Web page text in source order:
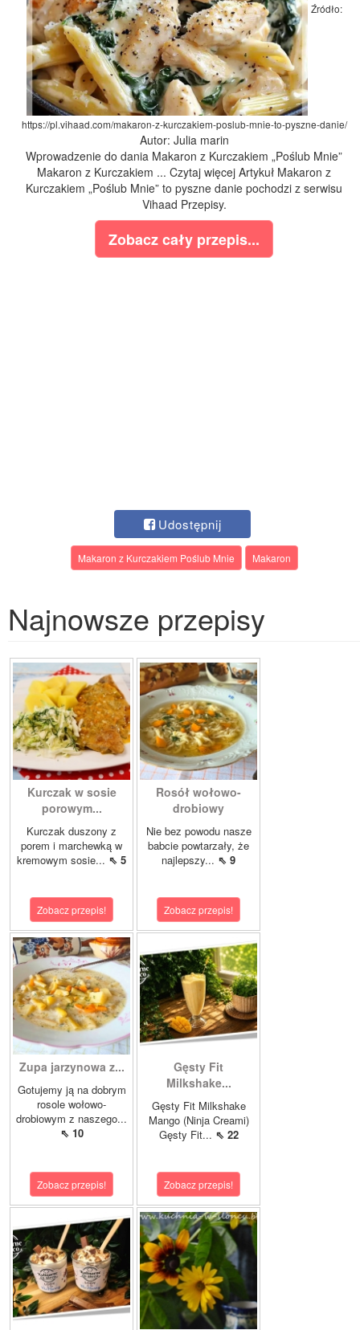
Źródło:
https://pl.vihaad.com/makaron-z-kurczakiem-poslub-mnie-to-pyszne-danie/
Autor: Julia marin
Wprowadzenie do dania Makaron z Kurczakiem „Poślub Mnie”
Makaron z Kurczakiem ... Czytaj więcej Artykuł Makaron z
Kurczakiem „Poślub Mnie” to pyszne danie pochodzi z serwisu
Vihaad Przepisy.
Zobacz cały przepis...
Udostępnij
Makaron z Kurczakiem Poślub Mnie Makaron
Najnowsze przepisy
Kurczak w sosie
porowym...
Kurczak duszony z
porem i marchewką w
kremowym sosie... ⇖ 5
Zobacz przepis!
Rosół wołowo-
drobiowy
Nie bez powodu nasze
babcie powtarzały, że
najlepszy... ⇖ 9
Zobacz przepis!
Zupa jarzynowa z...
Gotujemy ją na dobrym
rosole wołowo-
drobiowym z naszego...
⇖ 10
Zobacz przepis!
Gęsty Fit
Milkshake...
Gęsty Fit Milkshake
Mango (Ninja Creami)
Gęsty Fit... ⇖ 22
Zobacz przepis!